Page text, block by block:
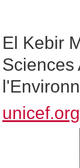
El Kebir
Sciences
unicef.org